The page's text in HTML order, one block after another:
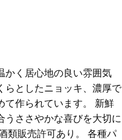
かく居心地の良い雰囲気
らとしたニョッキ、濃厚で
て作られています。 新鮮
うささやかな喜びを大切に
類販売許可あり。 各種パ